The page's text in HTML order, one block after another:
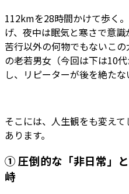
112kmを28時間かけて歩く
げ、夜中は眠気と寒さで意
苦行以外の何物でもないこ
の老若男女（今回は下は10
し、リピーターが後を絶たな
そこには、人生観をも変え
あります。
① 圧倒的な「非日常」
峙